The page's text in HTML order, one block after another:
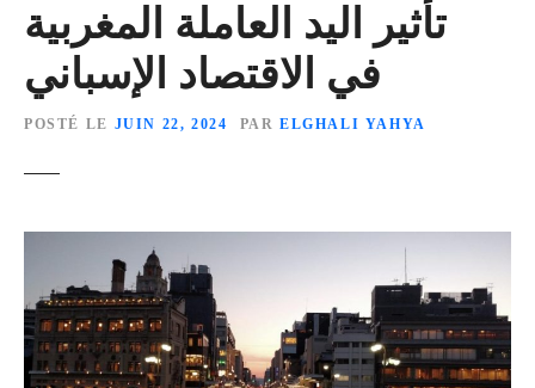
تأثير اليد العاملة المغربية
في الاقتصاد الإسباني
POSTÉ LE JUIN 22, 2024 PAR ELGHALI YAHYA